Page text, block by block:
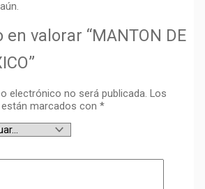
valorar “MANTON DE
electrónico no será publicada. Los
marcados con *